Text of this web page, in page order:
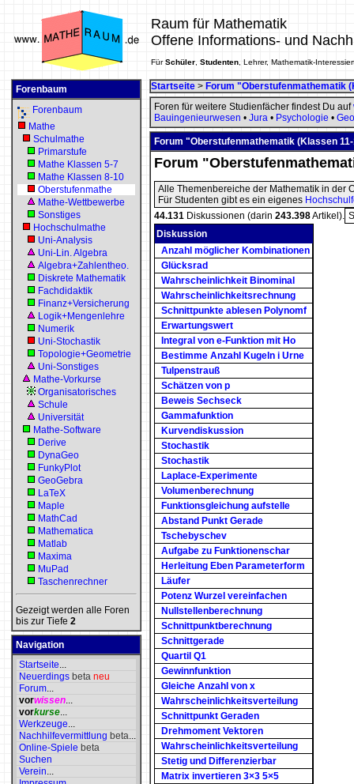
Raum für Mathematik
Offene Informations- und
FürSchüler Studenten , Lehrer, Mathematik-
Forenbaum
Forenbaum
Mathe
Schulmathe
Primarstufe
Mathe Klassen 5-7
Mathe Klassen 8-10
Oberstufenmathe
Mathe-Wettbewerbe
Sonstiges
Hochschulmathe
Uni-Analysis
Uni-Lin. Algebra
Algebra+Zahlentheo.
Diskrete Mathematik
Fachdidaktik
Finanz+Versicherung
Logik+Mengenlehre
Numerik
Uni-Stochastik
Topologie+Geometrie
Uni-Sonstiges
Mathe-Vorkurse
Organisatorisches
Schule
Universität
Mathe-Software
Derive
DynaGeo
FunkyPlot
GeoGebra
LaTeX
Maple
MathCad
Mathematica
Matlab
Maxima
MuPad
Taschenrechner
Gezeigt werden alle Foren
bis zur Tiefe 2
Navigation
Startseite...
Neuerdings beta neu
Forum...
vorwissen...
vorkurse...
Werkzeuge...
Nachhilfevermittlung beta...
Online-Spiele beta
Suchen
Verein...
Startseite > Forum "Oberstufenmathematik
Foren für weitere Studienfächer findest Du auf
Bauingenieurwesen • Jura • Psychologie •
Forum "Oberstufenmathematik (Klassen
Forum
Alle Themenbereiche der Mathematik in der
Für Studenten gibt es ein eigenes
44.131 Diskussionen (darin 243.398Artikel).
Diskussion
Anzahl möglicher Kombinationen
Glücksrad
Wahrscheinlichkeit Binominal
Wahrscheinlichkeitsrechnung
Schnittpunkte ablesen Polynomf
Erwartungswert
Integral von e-Funktion mit Ho
Bestimme Anzahl Kugeln i Urne
Tulpenstrauß
Schätzen von p
Beweis Sechseck
Gammafunktion
Kurvendiskussion
Stochastik
Stochastik
Laplace-Experimente
Volumenberechnung
Funktionsgleichung aufstelle
Abstand Punkt Gerade
Tschebyschev
Aufgabe zu Funktionenschar
Herleitung Eben Parameterform
Läufer
Potenz Wurzel vereinfachen
Nullstellenberechnung
Schnittpunktberechnung
Schnittgerade
Quartil Q1
Gewinnfunktion
Gleiche Anzahl von x
Wahrscheinlichkeitsverteilung
Schnittpunkt Geraden
Drehmoment Vektoren
Wahrscheinlichkeitsverteilung
Stetig und Differenzierbar
Matrix invertieren 3×3 5×5